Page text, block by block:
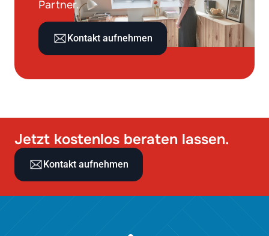
Partner.
Kontakt aufnehmen
Jetzt kostenlos beraten lassen.
Kontakt aufnehmen